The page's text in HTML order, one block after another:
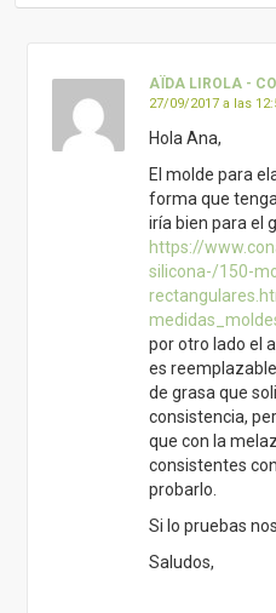
AÏDA LIROLA -
27/09/2017 a las
Hola Ana,
El molde para
forma que
iría bien para el
https://
silicona-/150-
por otro lado el
es
de grasa que
consistencia,
que con la
consistentes
probarlo.
Si lo pruebas
Saludos,